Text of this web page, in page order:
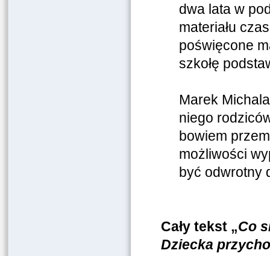
dwa lata w
materiału
poświęcone
szkołę
Marek
niego
bowiem
możliwości
być odwrotny
Cały tekst „Co
Dziecka